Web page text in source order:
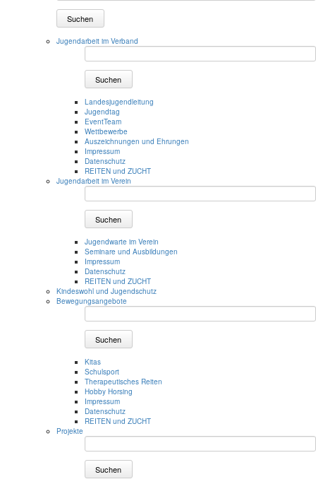
Suchen
Jugendarbeit im Verband
Suchen
Landesjugendleitung
Jugendtag
EventTeam
Wettbewerbe
Auszeichnungen und Ehrungen
Impressum
Datenschutz
REITEN und ZUCHT
Jugendarbeit im Verein
Suchen
Jugendwarte im Verein
Seminare und Ausbildungen
Impressum
Datenschutz
REITEN und ZUCHT
Kindeswohl und Jugendschutz
Bewegungsangebote
Suchen
Kitas
Schulsport
Therapeutisches Reiten
Hobby Horsing
Impressum
Datenschutz
REITEN und ZUCHT
Projekte
Suchen